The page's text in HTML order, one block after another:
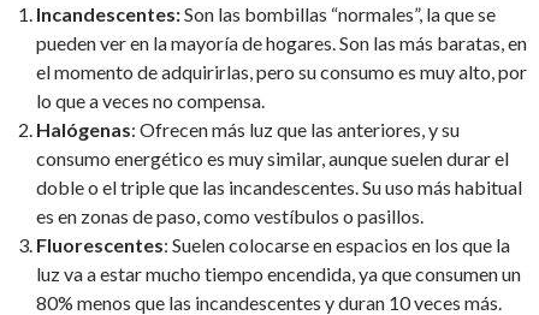
Incandescentes:Son las bombillas “normales”, la que se
pueden ver en la mayoría de hogares. Son las más baratas, en
el momento de adquirirlas, pero su consumo es muy alto, por
lo que a veces no compensa.
Halógenas: Ofrecen más luz que las anteriores, y su
consumo energético es muy similar, aunque suelen durar el
doble o el triple que las incandescentes. Su uso más habitual
es en zonas de paso, como vestíbulos o pasillos.
Fluorescentes: Suelen colocarse en espacios en los que la
luz va a estar mucho tiempo encendida, ya que consumen un
80% menos que las incandescentes y duran 10 veces más.